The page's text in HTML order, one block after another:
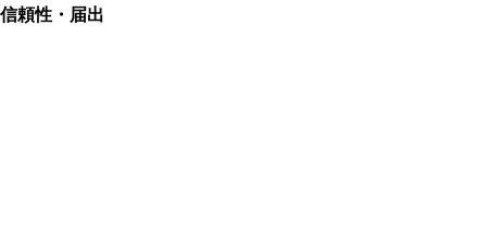
信頼性・届出